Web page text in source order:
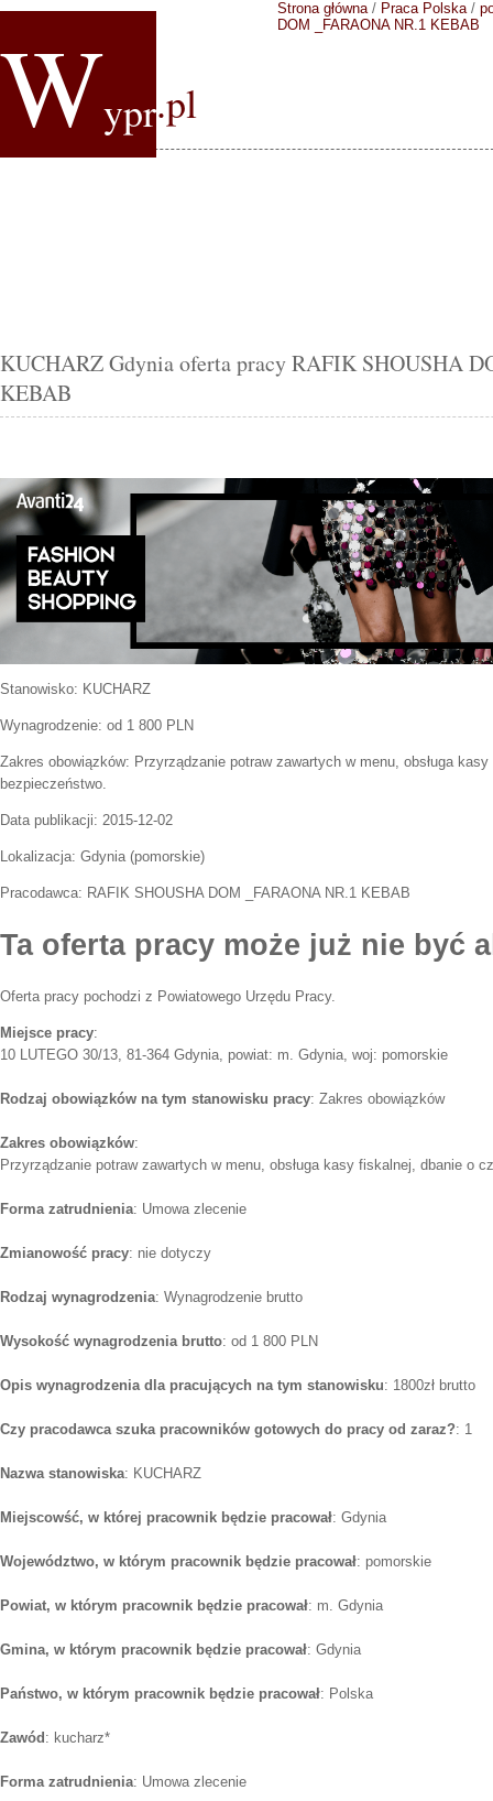
Wypr.pl
Strona główna/ Praca Polska/
DOM _FARAONA NR.1 KEBAB
KUCHARZ Gdynia oferta pracy RAFIK SHOUSHA
KEBAB
Stanowisko: KUCHARZ
Wynagrodzenie: od 1 800 PLN
Zakres obowiązków: Przyrządzanie potraw zawartych w menu, obsługa
bezpieczeństwo.
Data publikacji: 2015-12-02
Lokalizacja: Gdynia(pomorskie)
Pracodawca: RAFIK SHOUSHA DOM _FARAONA NR.1 KEBAB
Ta oferta pracy może już nie być
Oferta pracy pochodzi z Powiatowego Urzędu Pracy.
Miejsce pracy:
10 LUTEGO 30/13, 81-364 Gdynia, powiat: m. Gdynia, woj: pomorskie
Rodzaj obowiązków na tym stanowisku pracy: Zakres obowiązków
Zakres obowiązków:
Przyrządzanie potraw zawartych w menu, obsługa kasy fiskalnej, dbanie o
Forma zatrudnienia: Umowa zlecenie
Zmianowość pracy: nie dotyczy
Rodzaj wynagrodzenia: Wynagrodzenie brutto
Wysokość wynagrodzenia brutto: od 1 800 PLN
Opis wynagrodzenia dla pracujących na tym stanowisku: 1800zł brutto
Czy pracodawca szuka pracowników gotowych do pracy od zaraz?: 1
Nazwa stanowiska: KUCHARZ
Miejscowść, w której pracownik będzie pracował: Gdynia
Województwo, w którym pracownik będzie pracował: pomorskie
Powiat, w którym pracownik będzie pracował: m. Gdynia
Gmina, w którym pracownik będzie pracował: Gdynia
Państwo, w którym pracownik będzie pracował: Polska
Zawód: kucharz*
Forma zatrudnienia: Umowa zlecenie